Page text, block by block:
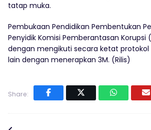
tatap muka.
Pembukaan Pendidikan Pembentukan
Penyidik Komisi Pemberantasan Korupsi
dengan mengikuti secara ketat
lain dengan menerapkan 3M. (Rilis)
Share: